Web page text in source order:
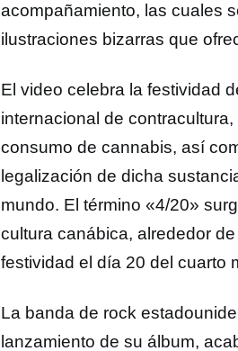
acompañamiento, las cuales
ilustraciones bizarras que
El video celebra la festividad
internacional de
consumo de cannabis, así
legalización de dicha
mundo. El término «4/20»
cultura canábica, alrededor
festividad el día 20 del cuarto
La banda de rock
lanzamiento de su álbum,